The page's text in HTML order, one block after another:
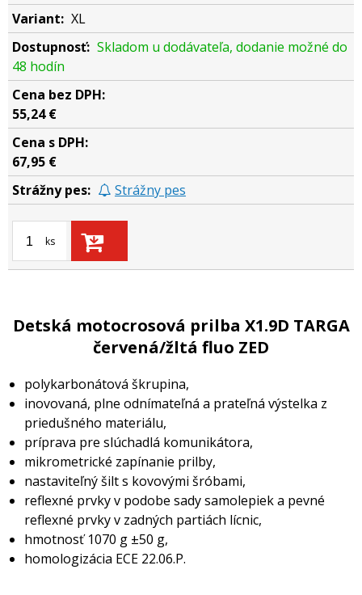
XL
Skladom u dodávateľa, dodanie možné do
48 hodín
55,24 €
67,95 €
Strážny pes
ks
Detská motocrosová prilba X1.9D TARGA
červená/žltá fluo ZED
polykarbonátová škrupina,
inovovaná, plne odnímateľná a prateľná výstelka z
priedušného materiálu,
príprava pre slúchadlá komunikátora,
mikrometrické zapínanie prilby,
nastaviteľný šilt s kovovými šróbami,
reflexné prvky v podobe sady samolepiek a pevné
reflexné prvky v zadných partiách lícnic,
hmotnosť 1070 g ±50 g,
homologizácia ECE 22.06.P.